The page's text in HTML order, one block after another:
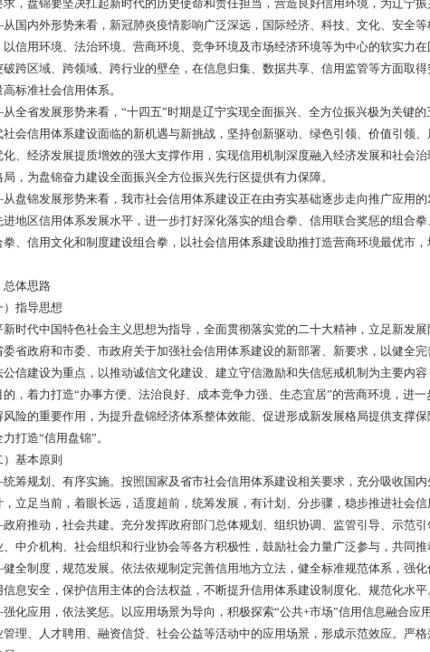
时不定期公布信用联合惩戒案例，制定行政处罚信用修复流程，“一
信用信息25家，营造了社会关注、支持、参与信用体系建设的良好氛
（二）存在问题
虽然我市社会信用体系建设工作在国家和省的政策指引下取得了
家社会信用体系建设发展战略目标，仍存在一些不足和亟需解决的
价值的公共信用信息归集难的问题，破解信息孤岛瓶颈；二是平台
家或省级系统的单位，数据标准不统一、系统对接难度大、数据共
失信被执行人、重大税收违法案件当事人在金融等领域开展了联合
的顺利推进；四是我市尚未建立盘锦市信用综合金融服务平台（信
建设；五是“信易+”应用场景有待拓展，政府、市场、社会、个人多
训和信用宣传的广度和深度需进一步加强。面对新形势新要求，必
局面。
（三）发展环境
“十四五”时期，党中央提出要加快构建以国内大循环为主体、国
下，加快社会信用体系建设是塑造新的竞争优势，持续优化营商环
势、新要求，盘锦要坚决扛起新时代的历史使命和责任担当，营造
——从国内外形势来看，新冠肺炎疫情影响广泛深远，国际经济、
新时期，以信用环境、法治环境、营商环境、竞争环境及市场经济
于盘锦突破跨区域、跨领域、跨行业的壁垒，在信息归集、数据共
划高质量高标准社会信用体系。
——从全省发展形势来看，“十四五”时期是辽宁实现全面振兴、全
应新时代社会信用体系建设面临的新机遇与新挑战，坚持创新驱动
业结构优化、经济发展提质增效的强大支撑作用，实现信用机制深
体系新格局，为盘锦奋力建设全面振兴全方位振兴先行区提供有力保